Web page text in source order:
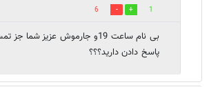
1
6
بی نام ساعت 19و جارموش عزیز شما
پاسخ دادن دارید؟؟؟